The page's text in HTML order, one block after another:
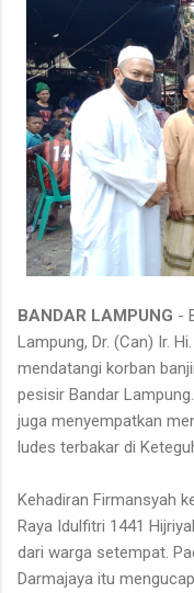
BANDAR LAMPUNG -
Lampung, Dr. (Can) Ir.
mendatangi korban
pesisir Bandar
juga menyempatkan
ludes terbakar di
Kehadiran Firmansyah
Raya Idulfitri 1441
dari warga setempat.
Darmajaya itu